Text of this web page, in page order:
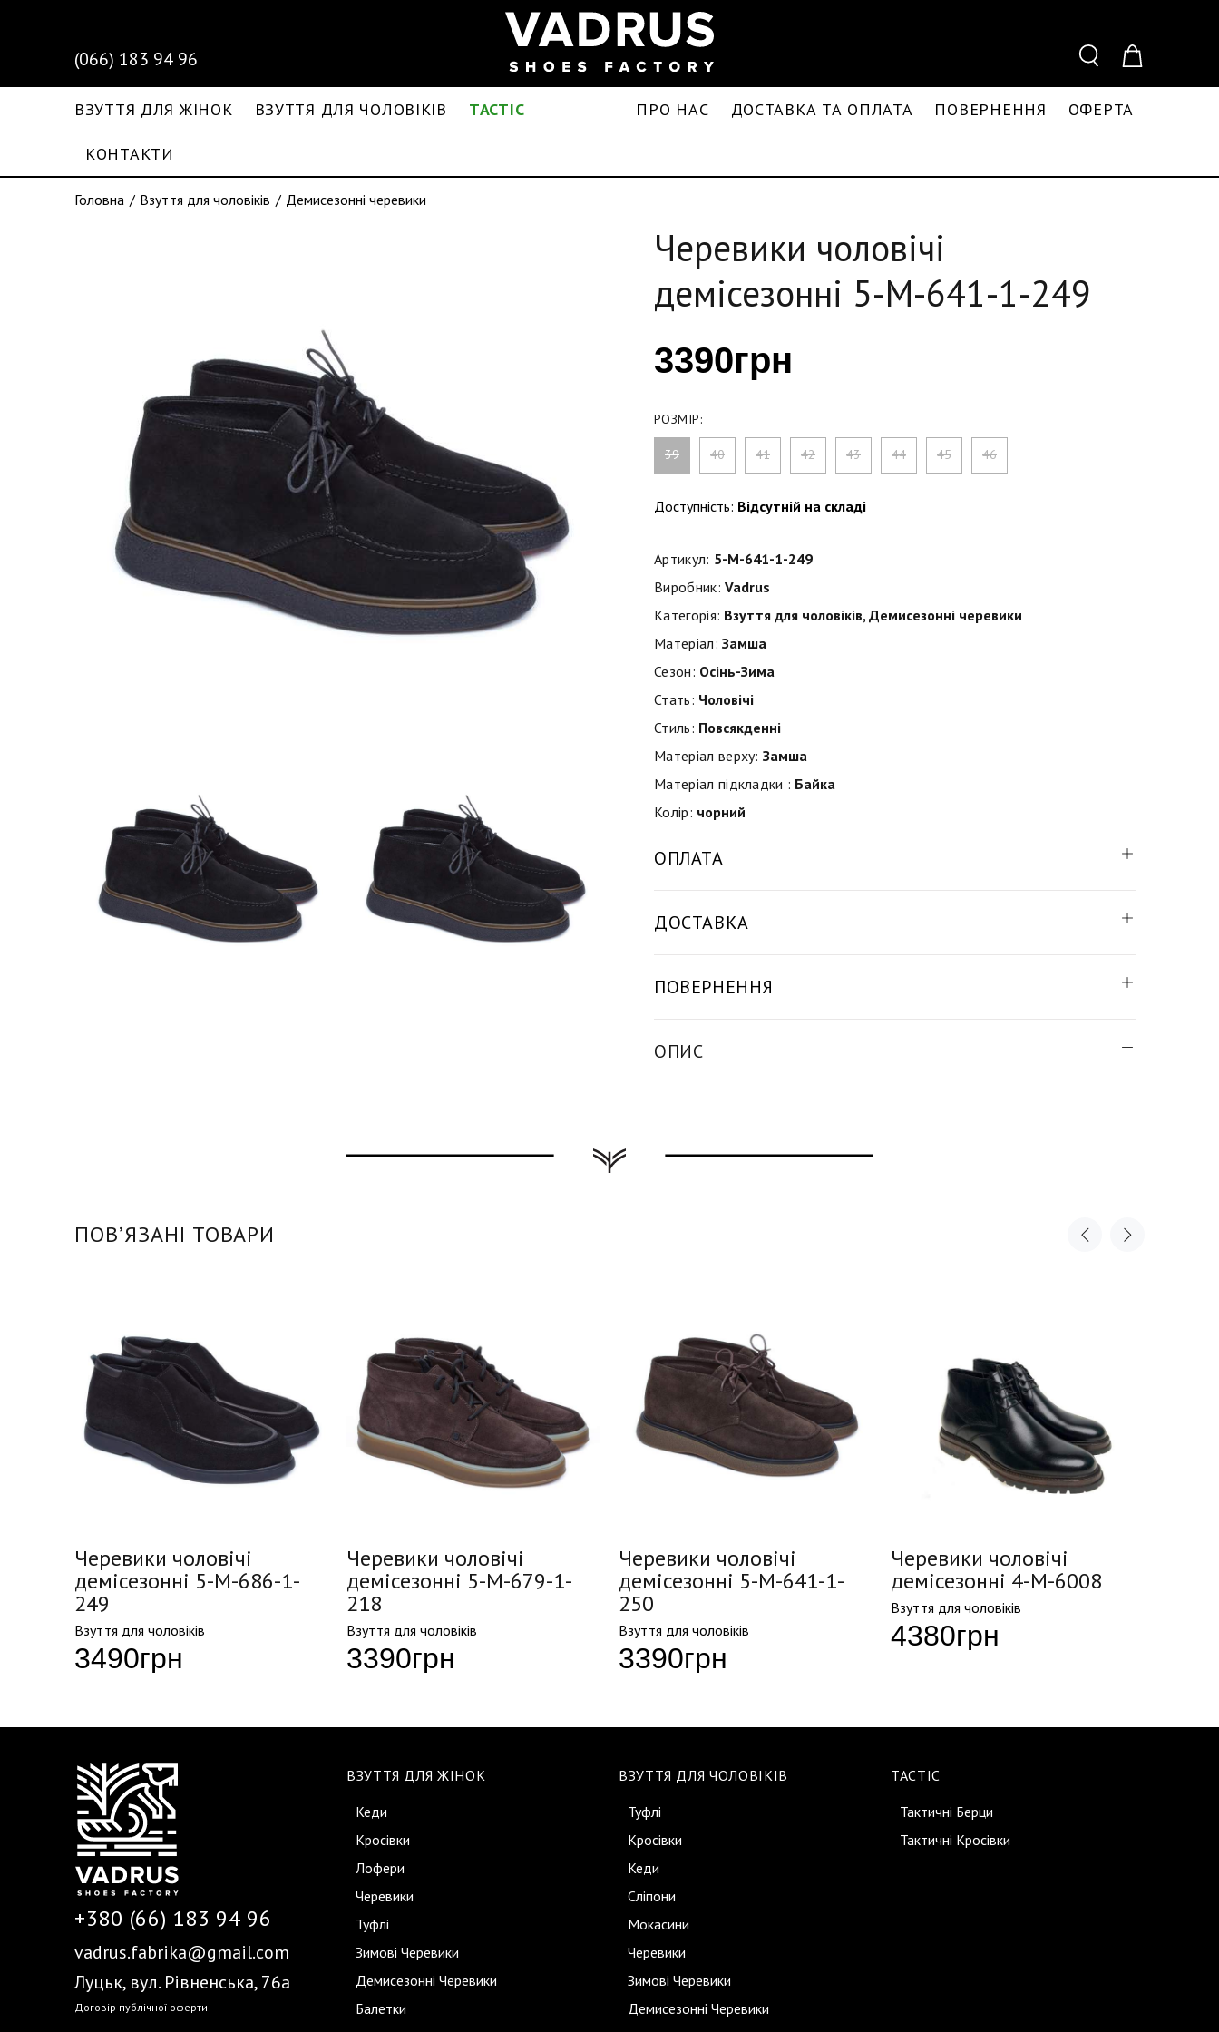
(066) 183 94 96
ВЗУТТЯ ДЛЯ ЖІНОК ВЗУТТЯ ДЛЯ ЧОЛОВІКІВ TACTIC ПРО НАС ДОСТАВКА ТА ОПЛАТА ПОВЕРНЕННЯ ОФЕРТА
КОНТАКТИ
Головна Взуття для чоловіків Демисезонні черевики
Черевики чоловічі
демісезонні 5-M-641-1-249
3390грн
РОЗМІР:
39 40 41 42 43 44 45 46
Доступність: Відсутній на складі
Артикул: 5-M-641-1-249
Виробник: Vadrus
Категорія: Взуття для чоловіків,Демисезонні черевики
Матеріал: Замша
Сезон: Осінь-Зима
Стать: Чоловічі
Стиль: Повсякденні
Матеріал верху: Замша
Матеріал підкладки : Байка
Колір: чорний
ОПЛАТА
ДОСТАВКА
ПОВЕРНЕННЯ
ОПИС
ПОВʼЯЗАНІ ТОВАРИ
Черевики чоловічі
демісезонні 5-M-686-1-
249
Взуття для чоловіків
3490грн
Черевики чоловічі
демісезонні 5-M-679-1-
218
Взуття для чоловіків
3390грн
Черевики чоловічі
демісезонні 5-M-641-1-
250
Взуття для чоловіків
3390грн
Черевики чоловічі
демісезонні 4-M-6008
Взуття для чоловіків
4380грн
+380 (66) 183 94 96
vadrus.fabrika@gmail.com
Луцьк, вул. Рівненська, 76а
Договір публічної оферти
ВЗУТТЯ ДЛЯ ЖІНОК
Кеди
Кросівки
Лофери
Черевики
Туфлі
Зимові Черевики
Демисезонні Черевики
Балетки
ВЗУТТЯ ДЛЯ ЧОЛОВІКІВ
Туфлі
Кросівки
Кеди
Сліпони
Мокасини
Черевики
Зимові Черевики
Демисезонні Черевики
TACTIC
Тактичні Берци
Тактичні Кросівки